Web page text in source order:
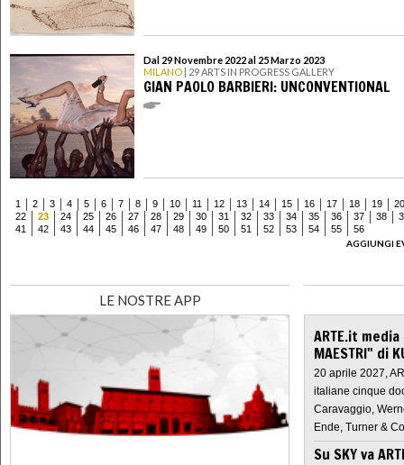
Dal 29 Novembre 2022 al 25 Marzo 2023
MILANO | 29 ARTS IN PROGRESS GALLERY
GIAN PAOLO BARBIERI: UNCONVENTIONAL
1 2 3 4 5 6 7 8 9 10 11 12 13 14 15 16 17 18 19
20
22
23 24 25 26 27 28 29 30 31 32 33 34 35 36 37 38
41
42 43 44 45 46 47 48 49 50 51 52 53 54 55
56
AGGIUNGI
LE NOSTRE APP
ARTE.it
MAESTRI" di
20 aprile 2027,
italiane cinque
Caravaggio,
Ende, Turner &
Su SKY va